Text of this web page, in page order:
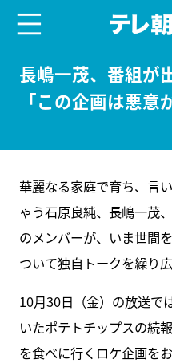
長嶋一茂、番組が
「この企画は悪意
華麗なる家庭で育ち、言
ゃう石原良純、長嶋一茂
のメンバーが、いま世間
ついて独自トークを繰り
10月30日（金）の放送で
いたポテトチップスの続
を食べに行くロケ企画をお